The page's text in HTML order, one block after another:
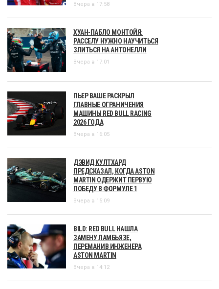
Вчера в 17:58
ХУАН-ПАБЛО МОНТОЙЯ:
РАССЕЛУ НУЖНО НАУЧИТЬСЯ
ЗЛИТЬСЯ НА АНТОНЕЛЛИ
Вчера в 17:01
ПЬЕР ВАШЕ РАСКРЫЛ
ГЛАВНЫЕ ОГРАНИЧЕНИЯ
МАШИНЫ RED BULL RACING
2026 ГОДА
Вчера в 16:05
ДЭВИД КУЛТХАРД
ПРЕДСКАЗАЛ, КОГДА ASTON
MARTIN ОДЕРЖИТ ПЕРВУЮ
ПОБЕДУ В ФОРМУЛЕ 1
Вчера в 15:09
BILD: RED BULL НАШЛА
ЗАМЕНУ ЛАМБЬЯЗЕ,
ПЕРЕМАНИВ ИНЖЕНЕРА
ASTON MARTIN
Вчера в 14:12